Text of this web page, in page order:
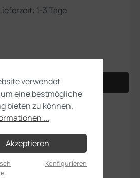
1-3 Tage
Gib den gewünschten
den Warenkorb
31
verwendet
eine bestmögliche
bieten zu können.
...
Akzeptieren
Konfigurieren